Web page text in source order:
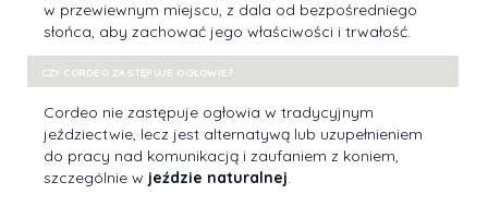
w przewiewnym miejscu, z dala od bezpośredniego
słońca, aby zachować jego właściwości i trwałość.
CZY CORDEO ZASTĘPUJE OGŁOWIE?
Cordeo nie zastępuje ogłowia w tradycyjnym
jeździectwie, lecz jest alternatywą lub uzupełnieniem
do pracy nad komunikacją i zaufaniem z koniem,
szczególnie w jeździe naturalnej.